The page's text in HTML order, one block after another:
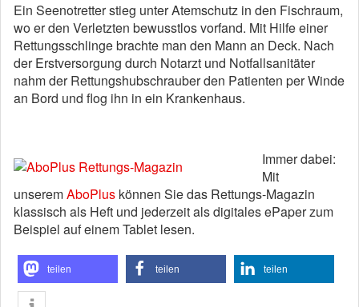
Ein Seenotretter stieg unter Atemschutz in den Fischraum,
wo er den Verletzten bewusstlos vorfand. Mit Hilfe einer
Rettungsschlinge brachte man den Mann an Deck. Nach
der Erstversorgung durch Notarzt und Notfallsanitäter
nahm der Rettungshubschrauber den Patienten per Winde
an Bord und flog ihn in ein Krankenhaus.
Immer dabei:
Mit
unseremAboPlus können Sie das Rettungs-Magazin
klassisch als Heft und jederzeit als digitales ePaper zum
Beispiel auf einem Tablet lesen.
teilen teilen teilen